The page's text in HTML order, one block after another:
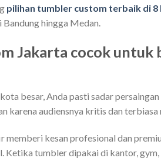
pilihan tumbler custom terbaik di 8
Bandung hingga Medan.
Jakarta cocok untuk
besar, Anda pasti sadar
karena audiensnya kritis dan
memberi kesan profesional dan
Ketika tumbler dipakai di kantor,